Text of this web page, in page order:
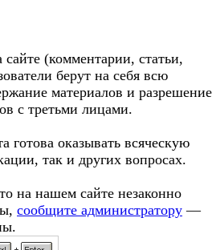
(комментарии, статьи,
берут на себя всю
материалов и разрешение
с третьми лицами.
готова оказывать всяческую
так и других вопросах.
на нашем сайте незаконно
сообщите администратору —